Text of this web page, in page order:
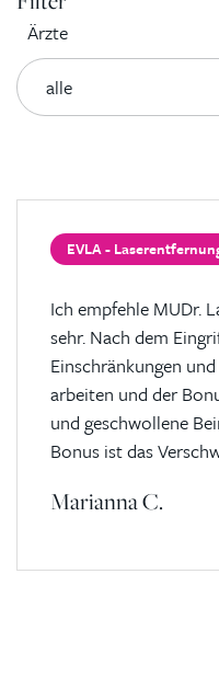
Ärzte
EVLA -
Ich empfehle MUDr.
sehr. Nach dem
Einschränkungen
arbeiten und der
und geschwollene
Bonus ist das
Marianna C.